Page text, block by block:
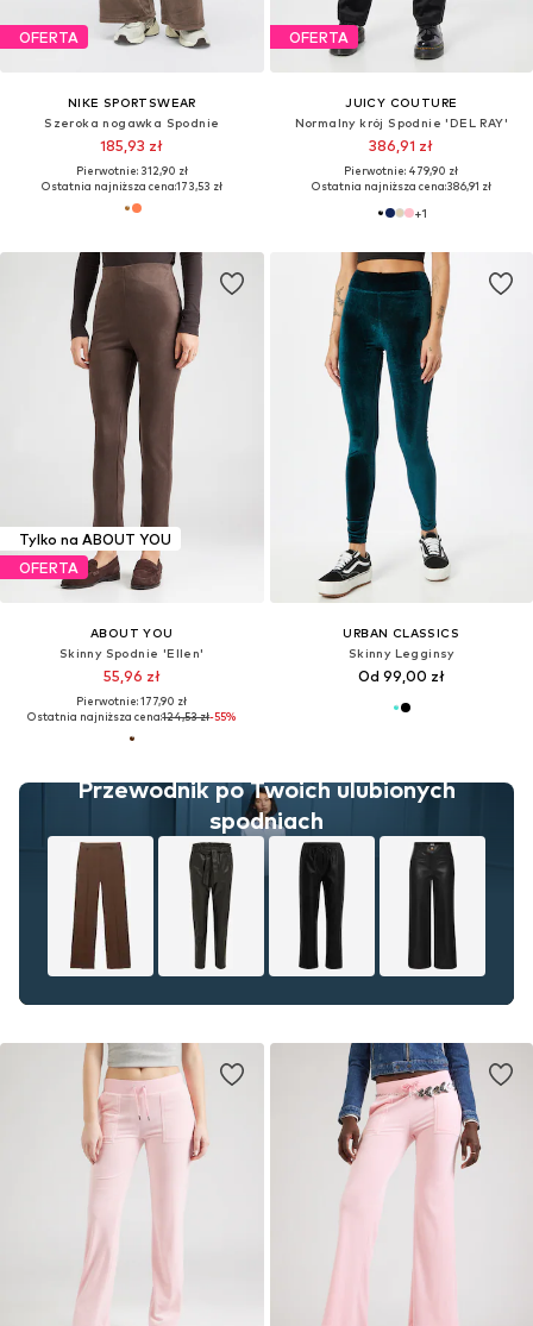
OFERTA
NIKE SPORTSWEAR
Szeroka nogawka Spodnie
185,93 zł
Pierwotnie: 312,90 zł
Ostatnia najniższa cena:173,53 zł
OFERTA
JUICY COUTURE
Normalny krój Spodnie 'DEL RAY'
386,91 zł
Pierwotnie: 479,90 zł
Ostatnia najniższa cena:386,91 zł
+1
Tylko na ABOUT YOU
OFERTA
ABOUT YOU
Skinny Spodnie 'Ellen'
55,96 zł
Pierwotnie: 177,90 zł
Ostatnia najniższa cena:124,53 zł-55%
Przewodnik po Twoich ulubionych
spodniach
URBAN CLASSICS
Skinny Legginsy
Od 99,00 zł